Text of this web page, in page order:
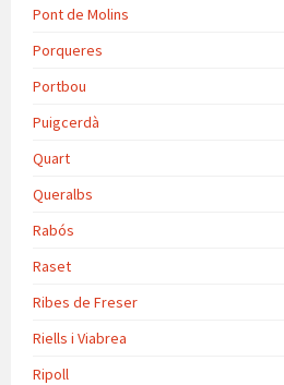
Pont de Molins
Porqueres
Portbou
Puigcerdà
Quart
Queralbs
Rabós
Raset
Ribes de Freser
Riells i Viabrea
Ripoll